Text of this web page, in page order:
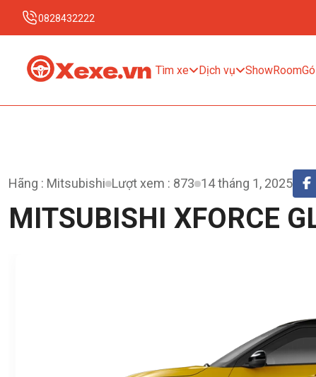
0828432222
Tìm xe Dịch vụ ShowRoom
Hãng : Mitsubishi Lượt xem : 873 14 tháng 1, 2025
MITSUBISHI XFORCE